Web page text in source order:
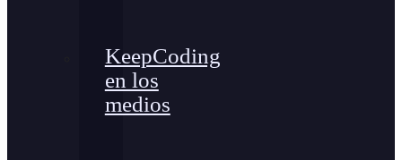
KeepCoding
en los
medios